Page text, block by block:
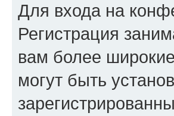
Для входа на
Регистрация
вам более
могут быть